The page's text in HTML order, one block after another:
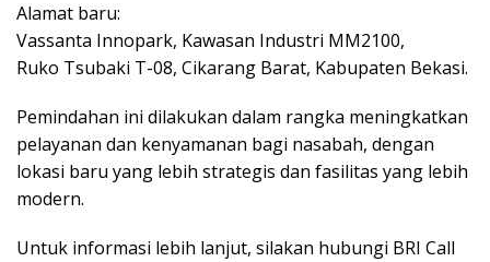
Alamat baru:
Vassanta Innopark, Kawasan Industri MM2100,
Ruko Tsubaki T-08, Cikarang Barat, Kabupaten Bekasi.
Pemindahan ini dilakukan dalam rangka meningkatkan
pelayanan dan kenyamanan bagi nasabah, dengan
lokasi baru yang lebih strategis dan fasilitas yang lebih
modern.
Untuk informasi lebih lanjut, silakan hubungi BRI Call